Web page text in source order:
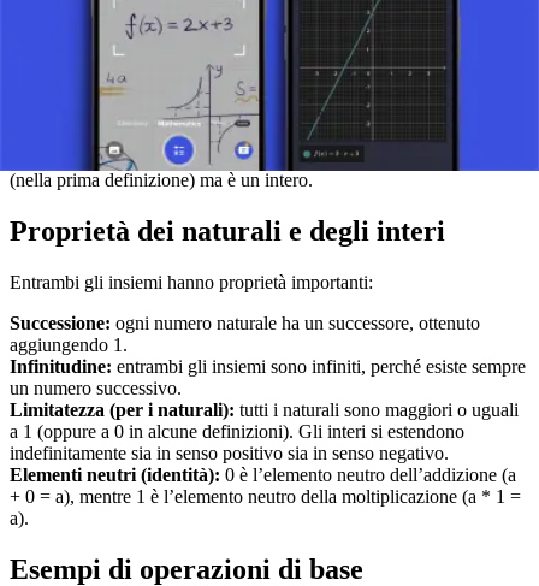
L’insieme degli interi, indicato con Z, include tutti i naturali, i loro
opposti (negativi) e lo 0. Quindi:
Z = {..., -3, -2, -1, 0, 1, 2, 3, ...}
Gli interi consentono tutte le operazioni aritmetiche di base, inclusa
la sottrazione, che non è sempre possibile in N (se N esclude 0 e
negativi). Per esempio, se sottrai 5 da 3 ottieni -2, che non è naturale
(nella prima definizione) ma è un intero.
Proprietà dei naturali e degli interi
Entrambi gli insiemi hanno proprietà importanti:
Successione: ogni numero naturale ha un successore, ottenuto
aggiungendo 1.
Infinitudine: entrambi gli insiemi sono infiniti, perché esiste sempre
un numero successivo.
Limitatezza (per i naturali): tutti i naturali sono maggiori o uguali
a 1 (oppure a 0 in alcune definizioni). Gli interi si estendono
indefinitamente sia in senso positivo sia in senso negativo.
Elementi neutri (identità): 0 è l’elemento neutro dell’addizione (a
+ 0 = a), mentre 1 è l’elemento neutro della moltiplicazione (a * 1 =
a).
Esempi di operazioni di base